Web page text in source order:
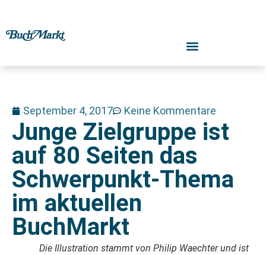
September 4, 2017 Keine Kommentare
Junge Zielgruppe ist
auf 80 Seiten das
Schwerpunkt-Thema
im aktuellen
BuchMarkt
Die Illustration stammt von Philip Waechter und ist